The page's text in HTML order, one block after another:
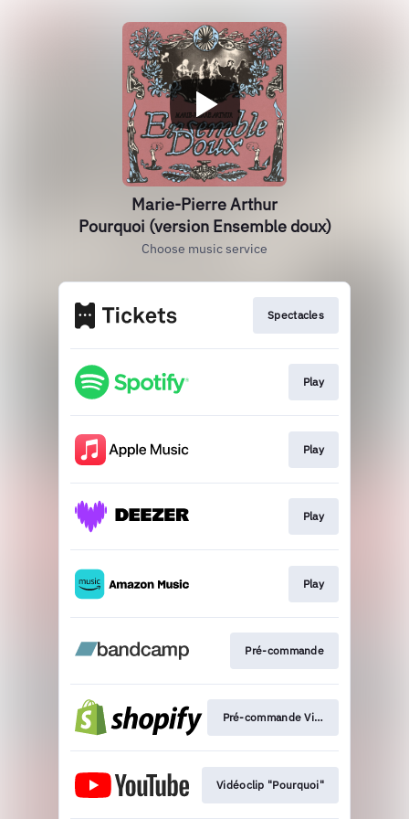
Marie-Pierre Arthur
Pourquoi (version Ensemble doux)
Choose music service
Spectacles
Play
Play
Play
Play
Pré-commande
Pré-commande Vinyle\CD
Vidéoclip "Pourquoi"